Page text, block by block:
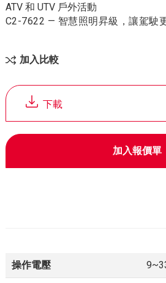
下載
ATV 和 UTV 戶外活動
C2-7622 — 智慧照明昇級，讓駕駛
加入比較
加入報價單
操作電壓